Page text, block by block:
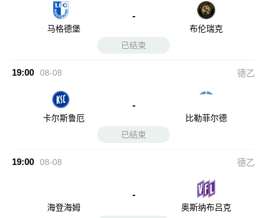
马格德堡
-
布伦瑞克
已结束
19:00 08-08 德乙
卡尔斯鲁厄
-
比勒菲尔德
已结束
19:00 08-08 德乙
海登海姆
-
奥斯纳布吕克